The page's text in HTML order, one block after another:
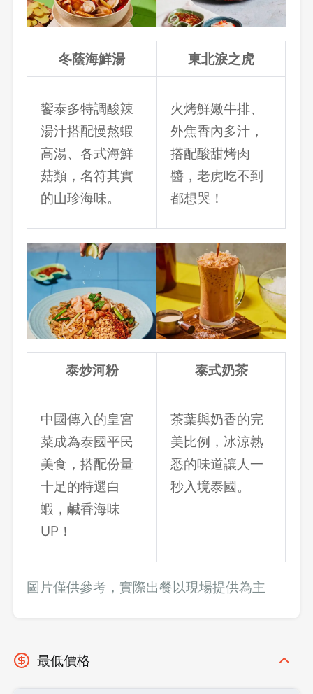
冬蔭海鮮湯 東北淚之虎
饗泰多特調酸辣
湯汁搭配慢熬蝦
高湯、各式海鮮
菇類，名符其實
的山珍海味。
火烤鮮嫩牛排、
外焦香內多汁，
搭配酸甜烤肉
醬，老虎吃不到
都想哭！
泰炒河粉 泰式奶茶
中國傳入的皇宮
菜成為泰國平民
美食，搭配份量
十足的特選白
蝦，鹹香海味
UP！
茶葉與奶香的完
美比例，冰涼熟
悉的味道讓人一
秒入境泰國。
圖片僅供參考，實際出餐以現場提供為主
最低價格